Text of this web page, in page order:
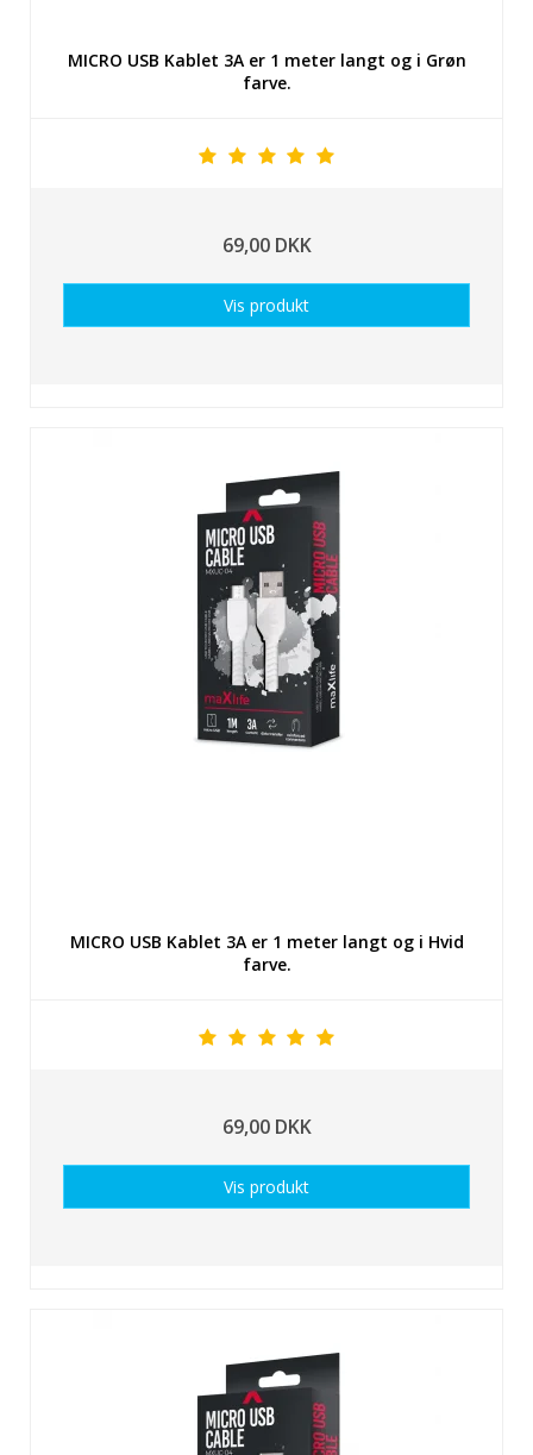
MICRO USB Kablet 3A er 1 meter langt og i Grøn
farve.
69,00 DKK
Vis produkt
MICRO USB Kablet 3A er 1 meter langt og i Hvid
farve.
69,00 DKK
Vis produkt